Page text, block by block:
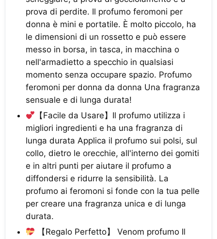
prova di perdite. Il profumo feromoni per
donna è mini e portatile. È molto piccolo, ha
le dimensioni di un rossetto e può essere
messo in borsa, in tasca, in macchina o
nell'armadietto a specchio in qualsiasi
momento senza occupare spazio. Profumo
feromoni per donna da donna Una fragranza
sensuale e di lunga durata!
【Facile da Usare】Il profumo utilizza i
migliori ingredienti e ha una fragranza di
lunga durata Applica il profumo sui polsi, sul
collo, dietro le orecchie, all'interno dei gomiti
e in altri punti per aiutare il profumo a
diffondersi e ridurre la sensibilità. La
profumo ai feromoni si fonde con la tua pelle
per creare una fragranza unica e di lunga
durata.
【Regalo Perfetto】 Venom profumo Il